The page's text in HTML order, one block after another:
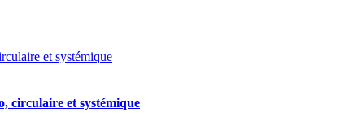
et systémique
circulaire et systémique